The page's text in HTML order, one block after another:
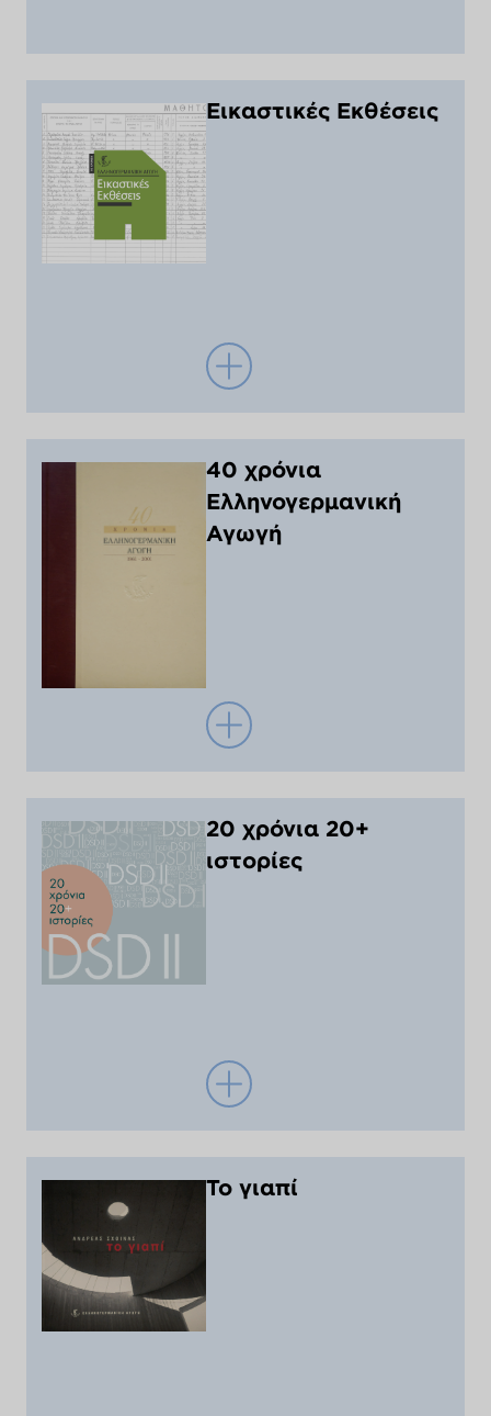
Εικαστικές Εκθέσεις
40 χρόνια
Ελληνογερμανική
Αγωγή
20 χρόνια 20+
ιστορίες
Το γιαπί